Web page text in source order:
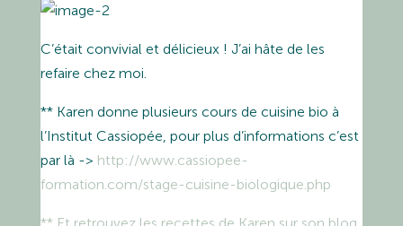
C’était convivial et délicieux ! J’ai hâte de les
refaire chez moi.
** Karen donne plusieurs cours de cuisine bio à
l’Institut Cassiopée, pour plus d’informations c’est
par là -> http://www.cassiopee-
formation.com/stage-cuisine-biologique.php